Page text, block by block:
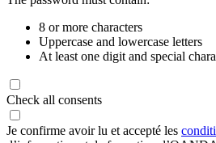
8 or more characters
Uppercase and lowercase letters
At least one digit and special
Check all consents
Je confirme avoir lu et accepté les